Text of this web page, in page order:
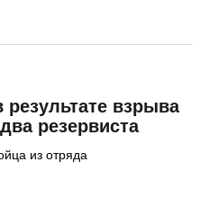
результате взрыва
резервиста
из отряда